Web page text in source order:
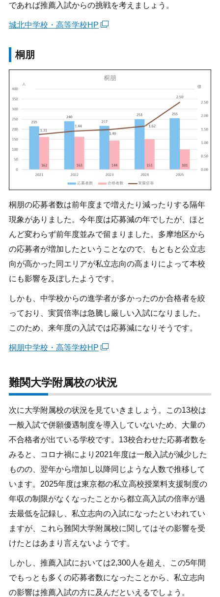
であれば推薦入試からの挑戦を考えましょう。
城北中学校・高等学校HP
桐朋
桐朋の応募者数は前年度まで増えたり減ったりする隔年
現象がありました。今年度は応募減の年でしたが、ほと
んど変わらず前年度並みで留まりました。多摩地区から
の応募者が増加したということなので、もともと公立志
向が高かった同エリアが私立志向の高まりによって本校
にも影響を及ぼしたようです。
しかも、中学校からの進学者が多かったのか合格者を絞
っており、実質倍率は急騰し厳しい入試になりました。
このため、来年度の入試では応募減になりそうです。
桐朋中学校・高等学校HP
難関大学附属校の状況
次に大学附属校の状況を見ていきましょう。この13校は
一般入試で併願優遇制度を導入していないため、大量の
不合格者が出ている学校です。13校合わせた応募者数を
みると、コロナ禍により2021年度は一般入試が減少した
ものの、翌年から増加し以降同じような人数で推移して
います。2025年度は東京都の私立高校授業料支援制度の
年収の制限がなくなったことから都立高入試の倍率が過
去最低を記録し、私立志向の入試になったといわれてい
ますが、これら難関大学附属校に関してはその影響を受
けたとはあまり言えないようです。
しかし、推薦入試においては2,300人を超え、この5年間
でもっとも多くの応募者数になったことから、私立志向
の影響は推薦入試の方に及んだといえるでしょう。